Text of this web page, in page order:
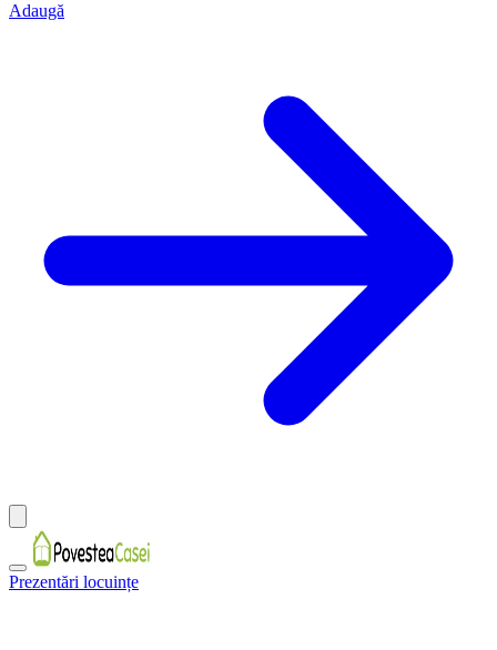
Adaugă
Prezentări locuințe